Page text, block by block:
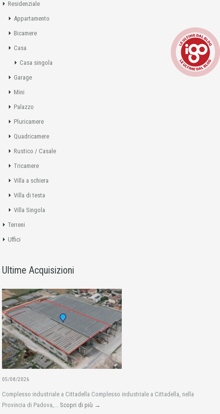
Residenziale
Appartamento
Bicamere
Casa
Casa singola
Garage
Mini
Palazzo
Pluricamere
Quadricamere
Rustico / Casale
Tricamere
Villa a schiera
Villa di testa
Villa Singola
Terreni
Uffici
Ultime Acquisizioni
05/08/2026
Complesso industriale a Cittadella Complesso industriale a Cittadella, nella
Provincia di Padova,... Scopri di più →